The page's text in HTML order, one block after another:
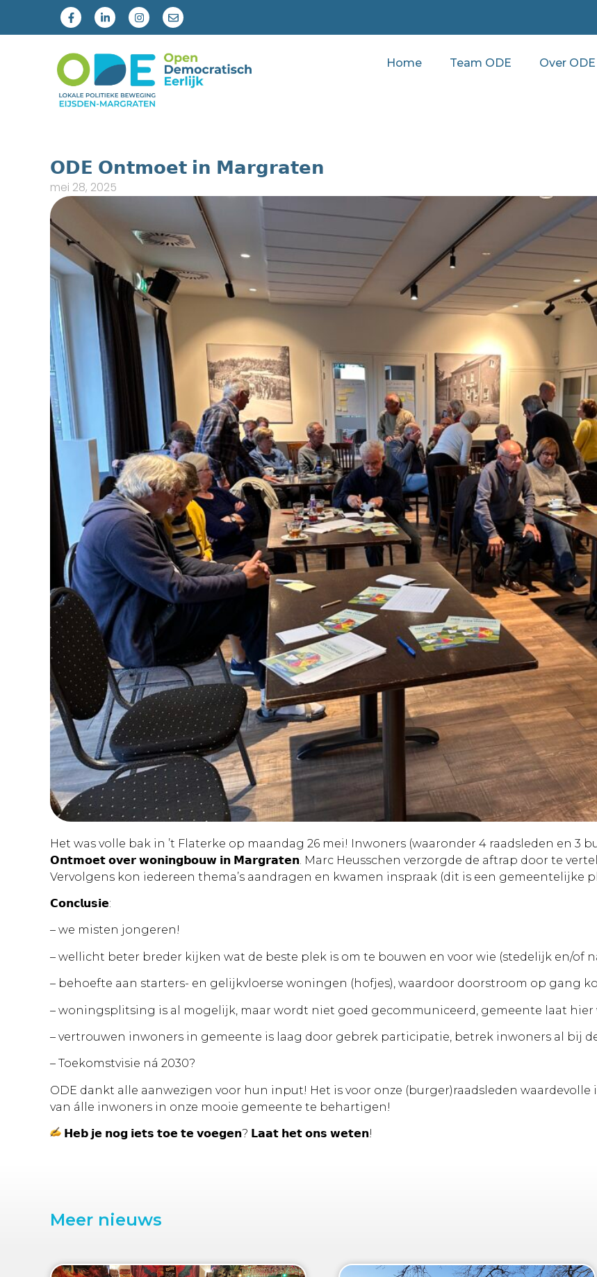
Home Team ODE Over ODE
𝗢𝗗𝗘 𝗢𝗻𝘁𝗺𝗼𝗲𝘁 𝗶𝗻 𝗠𝗮𝗿𝗴𝗿𝗮𝘁𝗲𝗻
mei 28, 2025
Het was volle bak in ’t Flaterke op maandag 26 mei! Inwoners (waaronder 4 raadsleden en 3
𝗢𝗻𝘁𝗺𝗼𝗲𝘁 𝗼𝘃𝗲𝗿 𝘄𝗼𝗻𝗶𝗻𝗴𝗯𝗼𝘂𝘄 𝗶𝗻 𝗠𝗮𝗿𝗴𝗿𝗮𝘁𝗲𝗻. Marc Heusschen verzorgde de aftrap door te
Vervolgens kon iedereen thema’s aandragen en kwamen inspraak (dit is een gemeentelijke
𝗖𝗼𝗻𝗰𝗹𝘂𝘀𝗶𝗲:
– we misten jongeren!
– wellicht beter breder kijken wat de beste plek is om te bouwen en voor wie (stedelijk en/of
– behoefte aan starters- en gelijkvloerse woningen (hofjes), waardoor doorstroom op gang
– woningsplitsing is al mogelijk, maar wordt niet goed gecommuniceerd, gemeente laat hier
– vertrouwen inwoners in gemeente is laag door gebrek participatie, betrek inwoners al bij
– Toekomstvisie ná 2030?
ODE dankt alle aanwezigen voor hun input! Het is voor onze (burger)raadsleden
van álle inwoners in onze mooie gemeente te behartigen!
𝗛𝗲𝗯 𝗷𝗲 𝗻𝗼𝗴 𝗶𝗲𝘁𝘀 𝘁𝗼𝗲 𝘁𝗲 𝘃𝗼𝗲𝗴𝗲𝗻? 𝗟𝗮𝗮𝘁 𝗵𝗲𝘁 𝗼𝗻𝘀 𝘄𝗲𝘁𝗲𝗻!
Meer nieuws